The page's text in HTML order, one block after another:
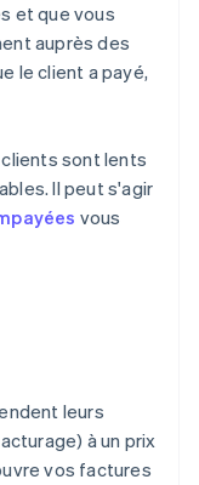
et que vous
auprès des
le client a payé,
sont lents
Il peut s'agir
vous
leurs
à un prix
vos factures